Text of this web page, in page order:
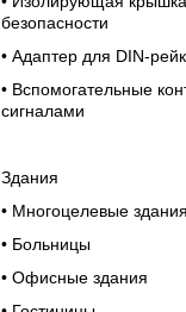
безопасности
• Адаптер для DIN-
• Вспомогательные
сигналами
Здания
• Многоцелевые здания
• Больницы
• Офисные здания